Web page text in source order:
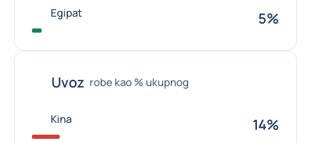
Egipat 5%
Uvoz robe kao % ukupnog
Kina 14%